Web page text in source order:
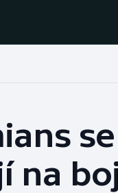
Baseball a softbal
Basketbal
na